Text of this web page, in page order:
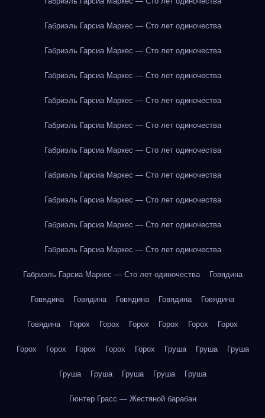
Габриэль Гарсиа Маркес — Сто лет одиночества
Габриэль Гарсиа Маркес — Сто лет одиночества
Габриэль Гарсиа Маркес — Сто лет одиночества
Габриэль Гарсиа Маркес — Сто лет одиночества
Габриэль Гарсиа Маркес — Сто лет одиночества
Габриэль Гарсиа Маркес — Сто лет одиночества
Габриэль Гарсиа Маркес — Сто лет одиночества
Габриэль Гарсиа Маркес — Сто лет одиночества
Габриэль Гарсиа Маркес — Сто лет одиночества
Габриэль Гарсиа Маркес — Сто лет одиночества
Габриэль Гарсиа Маркес — Сто лет одиночества Говядина
Говядина Говядина Говядина Говядина Говядина
Говядина Горох Горох Горох Горох Горох Горох
Горох Горох Горох Горох Горох Груша Груша Груша
Груша Груша Груша Груша Груша
Гюнтер Грасс — Жестяной барабан